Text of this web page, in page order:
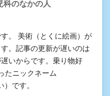
科のなかの人
。 美術（とくに絵画）が
。記事の更新が遅いのは
いからです。乗り物好
たニックネーム
）です。